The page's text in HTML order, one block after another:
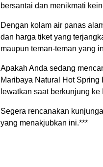
bersantai dan menikmati
Dengan kolam air panas
dan harga tiket yang
maupun teman-teman yang
Apakah Anda sedang
Maribaya Natural Hot
lewatkan saat berkunjung ke
Segera rencanakan
yang menakjubkan ini.***